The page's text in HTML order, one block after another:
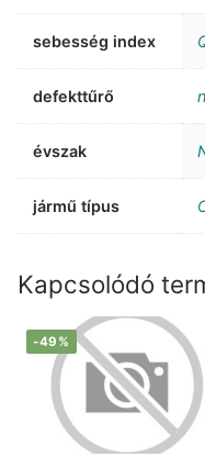
sebesség index
defekttűrő
évszak
jármű típus
Kapcsolódó
-49%